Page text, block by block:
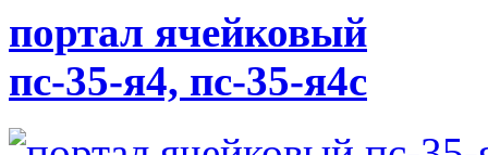
портал ячейковый
пс-35-я4, пс-35-я4с